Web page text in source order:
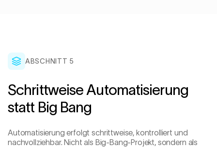
ABSCHNITT 5
Schrittweise Automatisierung
statt Big Bang
Automatisierung erfolgt schrittweise, kontrolliert und
nachvollziehbar. Nicht als Big-Bang-Projekt, sondern als